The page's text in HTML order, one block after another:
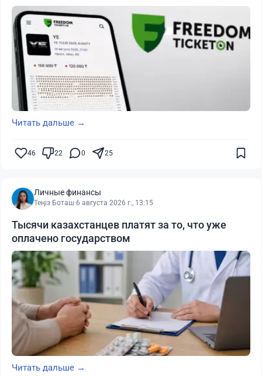
Читать дальше →
46 22 0 25
Личные финансы
Теңіз Боташ·6 августа 2026 г., 13:15
Тысячи казахстанцев платят за то, что уже
оплачено государством
Читать дальше →